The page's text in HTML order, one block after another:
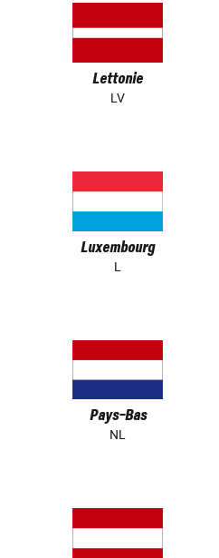
Lettonie
LV
Luxembourg
L
Pays-Bas
NL